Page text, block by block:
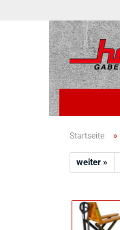
Startseite »
weiter »